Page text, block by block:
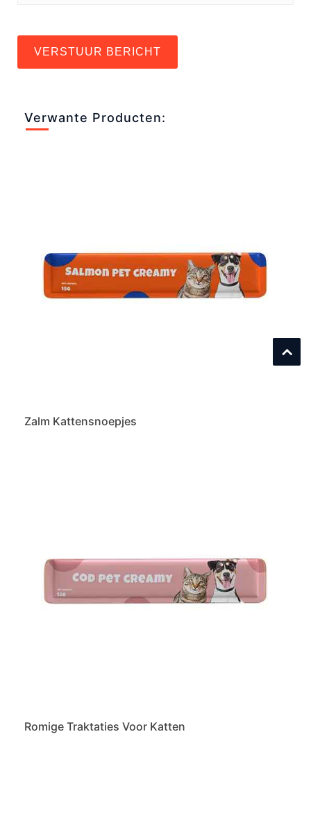
VERSTUUR BERICHT
Verwante Producten:
Zalm Kattensnoepjes
Romige Traktaties Voor Katten